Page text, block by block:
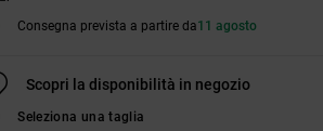
Consegna prevista a partire da11 agosto
Scopri la disponibilità in negozio
Seleziona una taglia